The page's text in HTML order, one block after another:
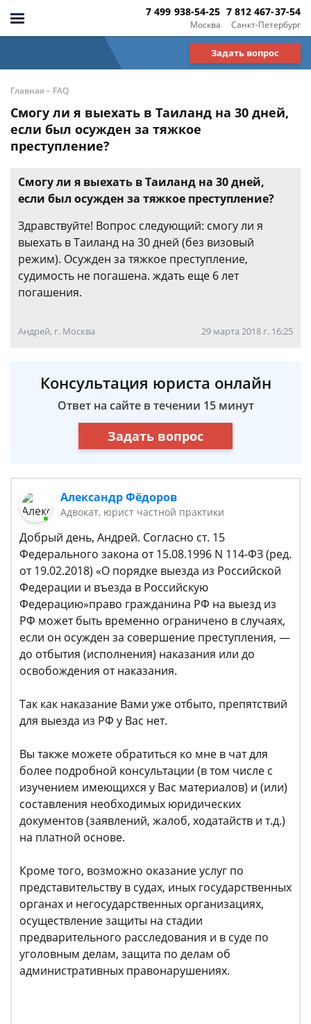
Москва
7 499 938-54-25
Санкт-Петербург
7 812 467-37-54
Задать вопрос
Главная - FAQ
Смогу ли я выехать в Таиланд на 30 дней,
если был осужден за тяжкое
преступление?
Смогу ли я выехать в Таиланд на 30 дней,
если был осужден за тяжкое преступление?
Здравствуйте! Вопрос следующий: смогу ли я
выехать в Таиланд на 30 дней (без визовый
режим). Осужден за тяжкое преступление,
судимость не погашена. ждать еще 6 лет
погашения.
Андрей, г. Москва 29 марта 2018 г. 16:25
Консультация юриста онлайн
Ответ на сайте в течении 15 минут
Задать вопрос
Александр Фёдоров
Адвокат, юрист частной практики
Добрый день, Андрей. Согласно ст. 15
Федерального закона от 15.08.1996 N 114-ФЗ (ред.
от 19.02.2018) «О порядке выезда из Российской
Федерации и въезда в Российскую
Федерацию»право гражданина РФ на выезд из
РФ может быть временно ограничено в случаях,
если он осужден за совершение преступления, —
до отбытия (исполнения) наказания или до
освобождения от наказания.
Так как наказание Вами уже отбыто, препятствий
для выезда из РФ у Вас нет.
Вы также можете обратиться ко мне в чат для
более подробной консультации (в том числе с
изучением имеющихся у Вас материалов) и (или)
составления необходимых юридических
документов (заявлений, жалоб, ходатайств и т.д.)
на платной основе.
Кроме того, возможно оказание услуг по
представительству в судах, иных государственных
органах и негосударственных организациях,
осуществление защиты на стадии
предварительного расследования и в суде по
уголовным делам, защита по делам об
административных правонарушениях.